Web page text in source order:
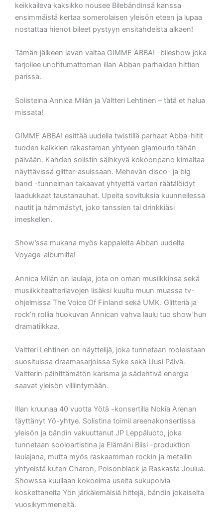
keikkaileva kaksikko nousee Bilebändinsä kanssa
ensimmäistä kertaa somerolaisen yleisön eteen ja lupaa
nostattaa hienot bileet pystyyn ensitahdeista alkaen!
Tämän jälkeen lavan valtaa GIMME ABBA! -bileshow joka
tarjoilee unohtumattoman illan Abban parhaiden hittien
parissa.
Solisteina Annica Milán ja Valtteri Lehtinen – tätä et halua
missata!
GIMME ABBA! esittää uudella twistillä parhaat Abba-hitit
tuoden kaikkien rakastaman yhtyeen glamourin tähän
päivään. Kahden solistin säihkyvä kokoonpano kimaltaa
näyttävissä glitter-asuissaan. Mehevän disco- ja big
band -tunnelman takaavat yhtyettä varten räätälöidyt
laadukkaat taustanauhat. Upeita sovituksia kuunnellessa
nautit ja hämmästyt, joko tanssien tai drinkkiäsi
imeskellen.
Show’ssa mukana myös kappaleita Abban uudelta
Voyage-albumilta!
Annica Milán on laulaja, jota on oman musiikkinsa sekä
musiikkiteatterilavojen lisäksi kuultu muun muassa tv-
ohjelmissa The Voice Of Finland sekä UMK. Glitteriä ja
rock’n rollia huokuvan Annican vahva laulu tuo show’hun
dramatiikkaa.
Valtteri Lehtinen on näyttelijä, joka tunnetaan rooleistaan
suosituissa draamasarjoissa Syke sekä Uusi Päivä.
Valtterin päihittämätön karisma ja sädehtivä energia
saavat yleisön villiintymään.
Illan kruunaa 40 vuotta Yötä -konsertilla Nokia Arenan
täyttänyt Yö-yhtye. Solistina toimii areenakonsertissa
yleisön ja bändin vakuuttanut JP Leppäluoto, joka
tunnetaan sooloartistina ja Elämäni Biisi -produktion
laulajana, mutta myös raskaamman rockin ja metallin
yhtyeistä kuten Charon, Poisonblack ja Raskasta Joulua.
Showssa kuullaan kokoelma useita sukupolvia
koskettaneita Yön järkälemäisiä hittejä, bändin jokaiselta
vuosikymmeneltä.